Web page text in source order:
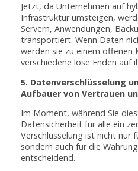
Jetzt, da Unternehmen auf
Infrastruktur umsteigen,
Servern, Anwendungen,
transportiert. Wenn Daten
werden sie zu einem offenen
verschiedene lose Enden auf
5. Datenverschlüsselung
Aufbauer von Vertrauen
Im Moment, während Sie
Datensicherheit für alle ein
Verschlüsselung ist nicht nur
sondern auch für die
entscheidend.